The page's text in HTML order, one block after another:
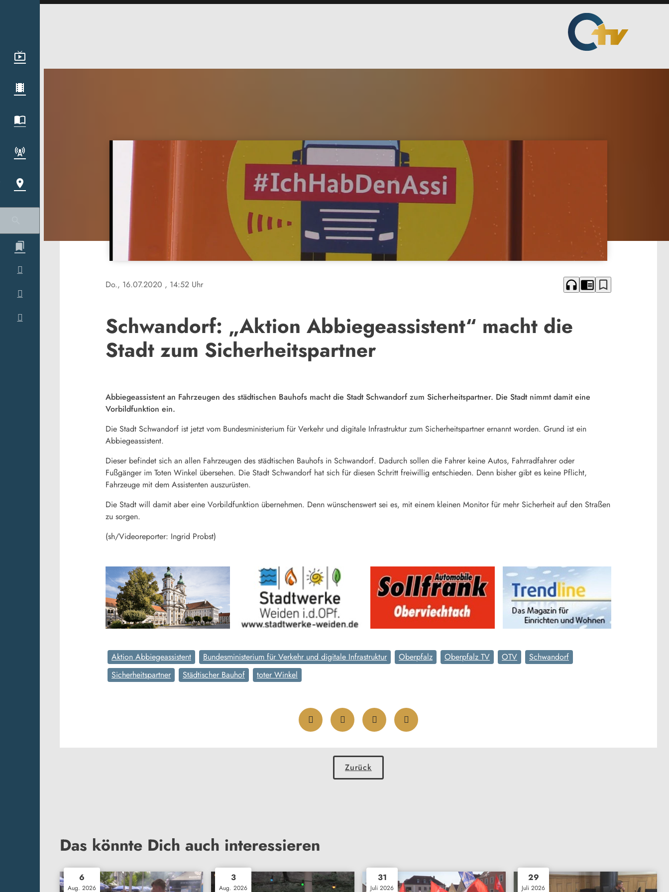
Do., 16.07.2020 , 14:52 Uhr headphones chrome_reader_mode bookmark_border
Schwandorf: „Aktion Abbiegeassistent“ macht die
Stadt zum Sicherheitspartner
Abbiegeassistent an Fahrzeugen des städtischen Bauhofs macht die Stadt Schwandorf zum Sicherheitspartner. Die Stadt nimmt damit eine
Vorbildfunktion ein.
Die Stadt Schwandorf ist jetzt vom Bundesministerium für Verkehr und digitale Infrastruktur zum Sicherheitspartner ernannt worden. Grund ist ein
Abbiegeassistent.
Dieser befindet sich an allen Fahrzeugen des städtischen Bauhofs in Schwandorf. Dadurch sollen die Fahrer keine Autos, Fahrradfahrer oder
Fußgänger im Toten Winkel übersehen. Die Stadt Schwandorf hat sich für diesen Schritt freiwillig entschieden. Denn bisher gibt es keine Pflicht,
Fahrzeuge mit dem Assistenten auszurüsten.
Die Stadt will damit aber eine Vorbildfunktion übernehmen. Denn wünschenswert sei es, mit einem kleinen Monitor für mehr Sicherheit auf den Straßen
zu sorgen.
(sh/Videoreporter: Ingrid Probst)
Aktion Abbiegeassistent Bundesministerium für Verkehr und digitale Infrastruktur Oberpfalz Oberpfalz TV OTV
Schwandorf
Sicherheitspartner
Städtischer Bauhof toter Winkel
Zurück
Das könnte Dich auch interessieren
6
Aug. 2026
3
Aug. 2026
31
Juli 2026
29
Juli 2026